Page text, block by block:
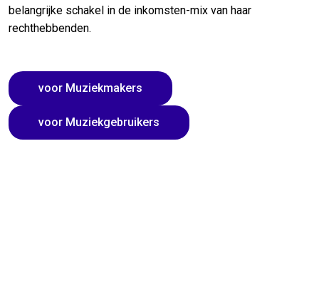
belangrijke schakel in de inkomsten-mix van haar
rechthebbenden.
voor Muziekmakers
voor Muziekgebruikers